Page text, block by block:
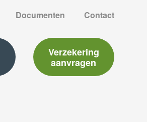
Documenten Contact
Verzekering
aanvragen